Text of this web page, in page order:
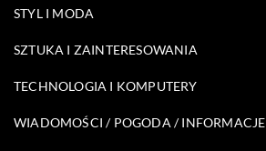
STYL I MODA
SZTUKA I ZAINTERESOWANIA
TECHNOLOGIA I KOMPUTERY
WIADOMOŚCI / POGODA / INFORMACJE